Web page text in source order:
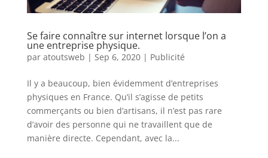
Se faire connaître sur internet lorsque l’on a
une entreprise physique.
par atoutsweb | Sep 6, 2020| Publicité
Il y a beaucoup, bien évidemment d’entreprises
physiques en France. Qu’il s’agisse de petits
commerçants ou bien d’artisans, il n’est pas rare
d’avoir des personne qui ne travaillent que de
manière directe. Cependant, avec la...